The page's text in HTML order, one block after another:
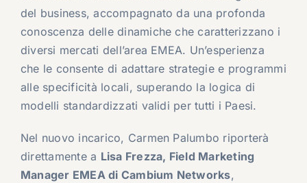
del business, accompagnato da una profonda
conoscenza delle dinamiche che caratterizzano i
diversi mercati dell’area EMEA. Un’esperienza
che le consente di adattare strategie e programmi
alle specificità locali, superando la logica di
modelli standardizzati validi per tutti i Paesi.
Nel nuovo incarico, Carmen Palumbo riporterà
direttamente a Lisa Frezza, Field Marketing
Manager EMEA di Cambium Networks,